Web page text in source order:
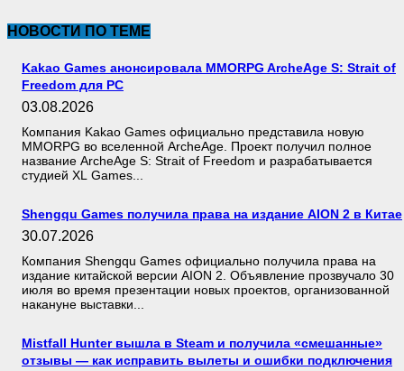
НОВОСТИ ПО ТЕМЕ
Kakao Games анонсировала MMORPG ArcheAge S: Strait of
Freedom для PC
03.08.2026
Компания Kakao Games официально представила новую
MMORPG во вселенной ArcheAge. Проект получил полное
название ArcheAge S: Strait of Freedom и разрабатывается
студией XL Games...
Shengqu Games получила права на издание AION 2 в Китае
30.07.2026
Компания Shengqu Games официально получила права на
издание китайской версии AION 2. Объявление прозвучало 30
июля во время презентации новых проектов, организованной
накануне выставки...
Mistfall Hunter вышла в Steam и получила «смешанные»
отзывы — как исправить вылеты и ошибки подключения